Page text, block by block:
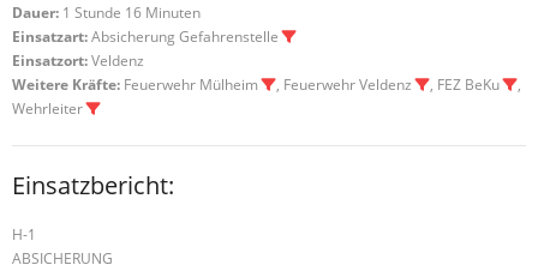
Dauer: 1 Stunde 16 Minuten
Einsatzart:Absicherung Gefahrenstelle
Einsatzort:Veldenz
Weitere Kräfte: Feuerwehr Mülheim , Feuerwehr Veldenz , FEZ BeKu
,
Wehrleiter
Einsatzbericht:
H-1
ABSICHERUNG